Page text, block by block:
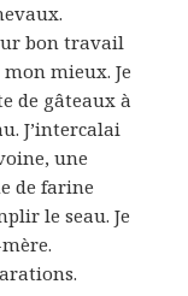
bon travail
mieux. Je
de gâteaux à
J’intercalai
une
de farine
le seau. Je